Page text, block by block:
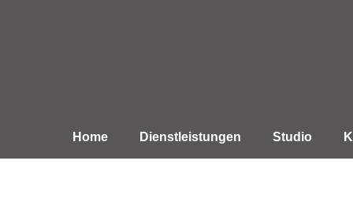
Home Dienstleistungen Studio